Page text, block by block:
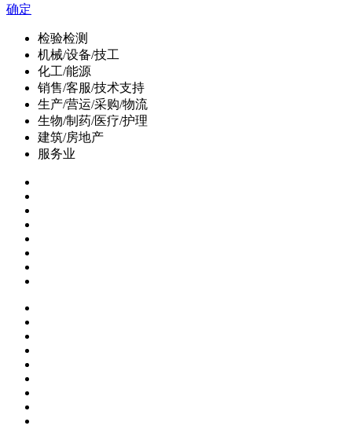
确定
检验检测
机械/设备/技工
化工/能源
销售/客服/技术支持
生产/营运/采购/物流
生物/制药/医疗/护理
建筑/房地产
服务业